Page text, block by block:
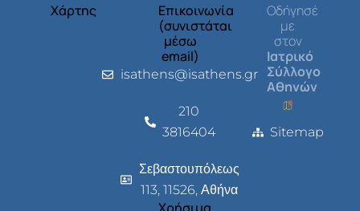
Χάρτης
Επικοινωνία
(συνιστάται
μέσω
email)
isathens@isathens.gr
210
3816404
Σεβαστουπόλεως
113, 11526, Αθήνα
Οδήγησέ
με
στον
Ιατρικό
Σύλλογο
Αθηνών
Sitemap